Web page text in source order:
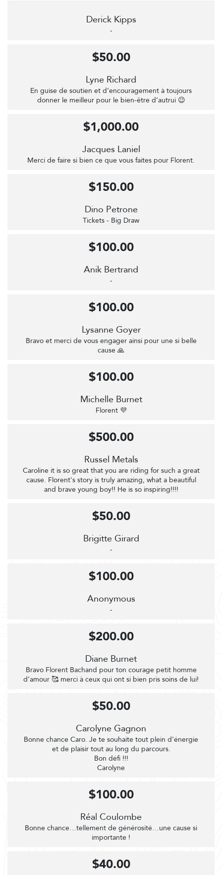
Derick Kipps
-
Lyne Richard
En guise de soutien et d’encouragement à toujours
donner le meilleur pour le bien-être d’autrui 😉
$50.00
Jacques Laniel
Merci de faire si bien ce que vous faites pour Florent.
$1,000.00
Dino Petrone
Tickets - Big Draw
$150.00
Anik Bertrand
-
$100.00
Lysanne Goyer
Bravo et merci de vous engager ainsi pour une si belle
cause 🙏
$100.00
Michelle Burnet
Florent 💜
$100.00
Russel Metals
Caroline it is so great that you are riding for such a great
cause. Florent's story is truly amazing, what a beautiful
and brave young boy!! He is so inspiring!!!!
$500.00
Brigitte Girard
-
$50.00
Anonymous
-
$100.00
Diane Burnet
Bravo Florent Bachand pour ton courage petit homme
d’amour 🥰 merci à ceux qui ont si bien pris soins de lui!
$200.00
Carolyne Gagnon
Bonne chance Caro. Je te souhaite tout plein d’énergie
et de plaisir tout au long du parcours.
Bon défi !!!
Carolyne
$50.00
Réal Coulombe
Bonne chance…tellement de générosité…une cause si
importante !
$100.00
$40.00